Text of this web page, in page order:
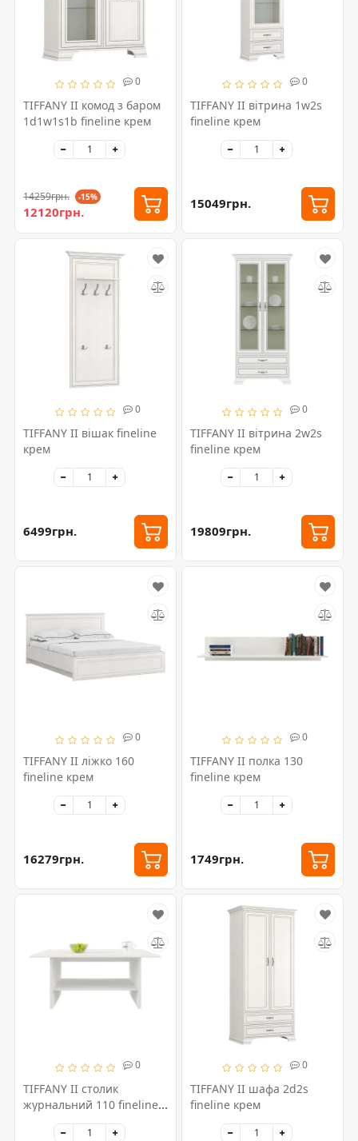
0
TIFFANY II комод з баром
1d1w1s1b fineline крем
14259грн. -15%
12120грн.
0
TIFFANY II вітрина 1w2s
fineline крем
15049грн.
0
TIFFANY II вішак fineline
крем
6499грн.
0
TIFFANY II вітрина 2w2s
fineline крем
19809грн.
0
TIFFANY II ліжко 160
fineline крем
16279грн.
0
TIFFANY II полка 130
fineline крем
1749грн.
0
TIFFANY II столик
журнальний 110 fineline
0
TIFFANY II шафа 2d2s
fineline крем